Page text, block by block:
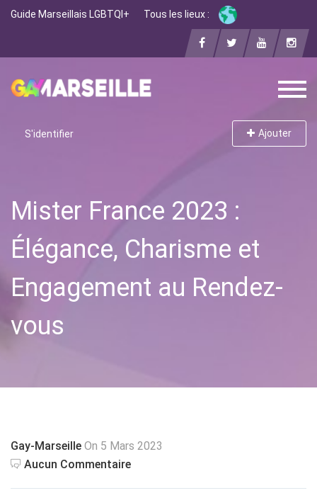
Guide Marseillais LGBTQI+ Tous les lieux :
S'identifier Ajouter
Mister France 2023 :
Élégance, Charisme et
Engagement au Rendez-
vous
Gay-Marseille On 5 Mars 2023
Aucun Commentaire